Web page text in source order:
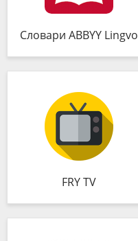
Словари ABBYY Lingvo
FRY TV